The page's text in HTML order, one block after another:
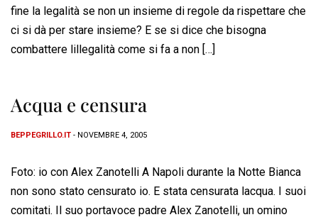
fine la legalità se non un insieme di regole da rispettare che
ci si dà per stare insieme? E se si dice che bisogna
combattere lillegalità come si fa a non […]
Acqua e censura
BEPPEGRILLO.IT - NOVEMBRE 4, 2005
Foto: io con Alex Zanotelli A Napoli durante la Notte Bianca
non sono stato censurato io. E stata censurata lacqua. I suoi
comitati. Il suo portavoce padre Alex Zanotelli, un omino